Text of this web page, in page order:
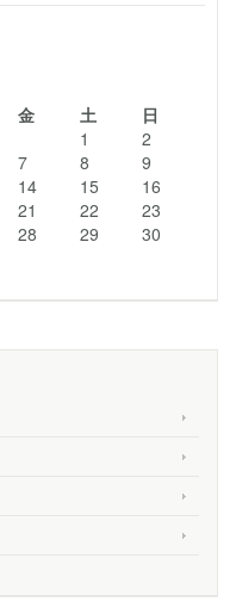
金 土
日
1
2
7 8
9
14 15
16
21 22
23
28 29
30